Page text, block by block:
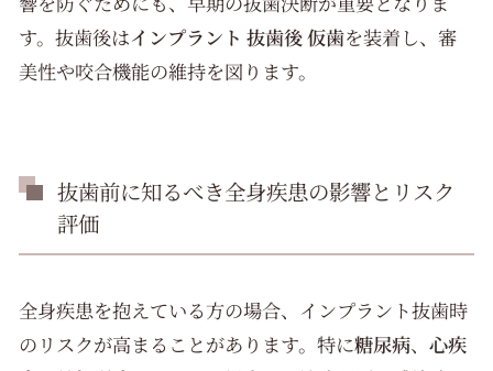
す。抜歯後はインプラント 抜歯後 仮歯を装着し、審
美性や咬合機能の維持を図ります。
抜歯前に知るべき全身疾患の影響とリスク
評価
全身疾患を抱えている方の場合、インプラント抜歯時
のリスクが高まることがあります。特に糖尿病、心疾